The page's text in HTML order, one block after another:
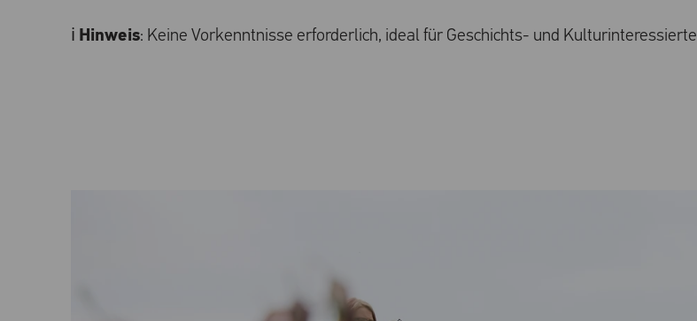
ℹ️ Hinweis: Keine Vorkenntnisse erforderlich, ideal für Geschichts- und Kulturinteressierte